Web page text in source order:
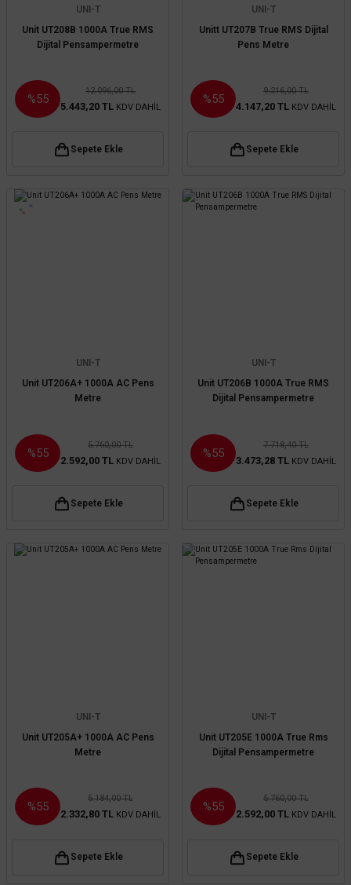
UNI-T
Unit UT208B 1000A True RMS
Dijital Pensampermetre
%55
12.096,00 TL
5.443,20 TL KDV DAHİL
Sepete Ekle
UNI-T
Unitt UT207B True RMS Dijital
Pens Metre
%55
9.216,00 TL
4.147,20 TL KDV DAHİL
Sepete Ekle
UNI-T
Unit UT206A+ 1000A AC Pens
Metre
%55
5.760,00 TL
2.592,00 TL KDV DAHİL
Sepete Ekle
UNI-T
Unit UT206B 1000A True RMS
Dijital Pensampermetre
%55
7.718,40 TL
3.473,28 TL KDV DAHİL
Sepete Ekle
UNI-T
Unit UT205A+ 1000A AC Pens
Metre
%55
5.184,00 TL
2.332,80 TL KDV DAHİL
Sepete Ekle
UNI-T
Unit UT205E 1000A True Rms
Dijital Pensampermetre
%55
5.760,00 TL
2.592,00 TL KDV DAHİL
Sepete Ekle